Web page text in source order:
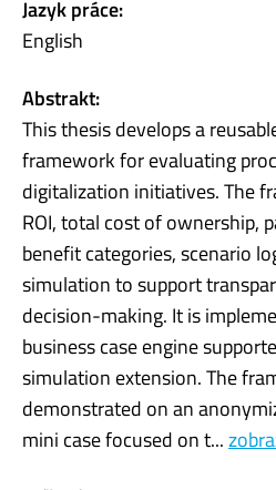
Jazyk práce:
English
Abstrakt:
This thesis develops a
framework for evaluating
digitalization initiatives. The
ROI, total cost of ownership,
benefit categories, scenario
simulation to support
decision-making. It is
business case engine
simulation extension. The
demonstrated on an
mini case focused on t...